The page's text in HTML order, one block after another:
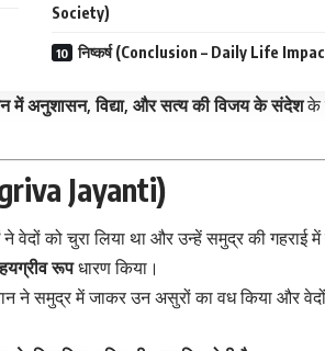
Society)
निष्कर्ष (Conclusion – Daily Life
में अनुशासन, विद्या, और सत्य की विजय के संदेशके
Jayanti)
ने वेदों को चुरा लिया था और उन्हें समुद्र की गहराई में
रूपधारण किया।
ने समुद्र में जाकर उन असुरों का वध किया और वेदों